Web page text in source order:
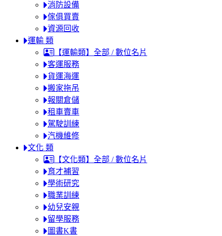
消防設備
傢俱買賣
資源回收
運輸 類
【運輸類】全部 / 數位名片
客運服務
貨運海運
搬家拖吊
報關倉儲
租車賣車
駕駛訓練
汽機維修
文化 類
【文化類】全部 / 數位名片
育才補習
學術研究
職業訓練
幼兒安親
留學服務
圖書K書